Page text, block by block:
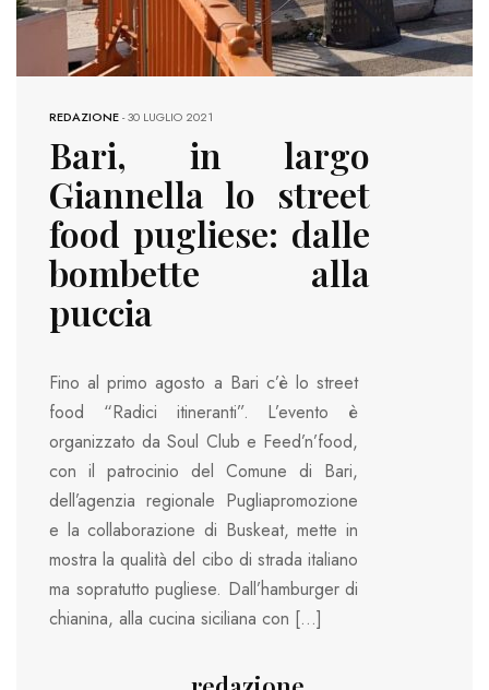
REDAZIONE-30 LUGLIO 2021
Bari, in largo
Giannella lo street
food pugliese: dalle
bombette alla
puccia
Fino al primo agosto a Bari c’è lo street
food “Radici itineranti”. L’evento è
organizzato da Soul Club e Feed’n’food,
con il patrocinio del Comune di Bari,
dell’agenzia regionale Pugliapromozione
e la collaborazione di Buskeat, mette in
mostra la qualità del cibo di strada italiano
ma sopratutto pugliese. Dall’hamburger di
chianina, alla cucina siciliana con […]